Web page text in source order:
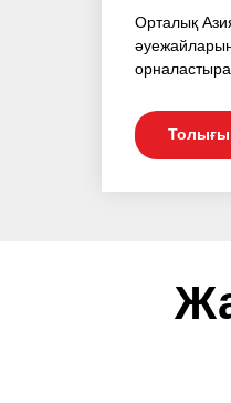
Орталық